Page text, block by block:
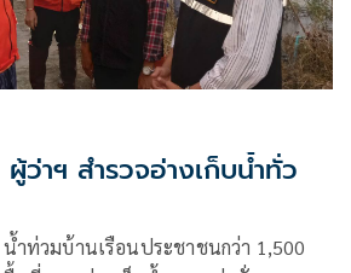
ว่าฯ สำรวจอ่างเก็บน้ำทั่ว
ท่วมบ้านเรือนประชาชนกว่า 1,500